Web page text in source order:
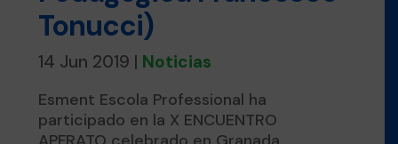
Tonucci)
14 Jun 2019 | Noticias
Esment Escola Professional ha
participado en la X ENCUENTRO